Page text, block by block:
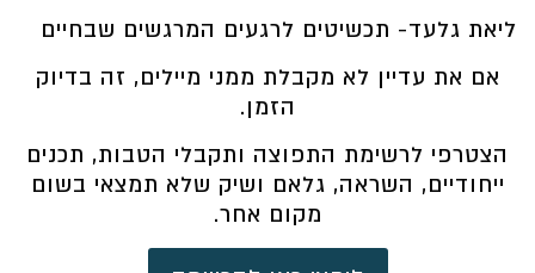
ליאת גלעד- תכשיטים לרגעים המרגשים שבחיים
אם את עדיין לא מקבלת ממני מיילים, זה בדיוק
הזמן.
הצטרפי לרשימת התפוצה ותקבלי הטבות, תכנים
ייחודיים, השראה, גלאם ושיק שלא תמצאי בשום
מקום אחר.